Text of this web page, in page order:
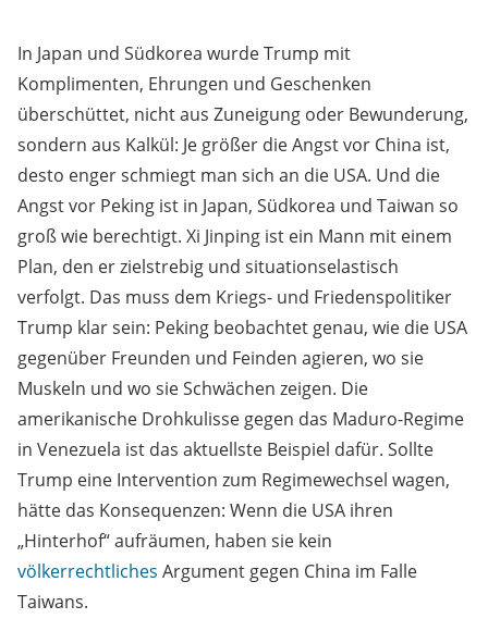
In Japan und Südkorea wurde Trump mit
Komplimenten, Ehrungen und Geschenken
überschüttet, nicht aus Zuneigung oder Bewunderung,
sondern aus Kalkül: Je größer die Angst vor China ist,
desto enger schmiegt man sich an die USA. Und die
Angst vor Peking ist in Japan, Südkorea und Taiwan so
groß wie berechtigt. Xi Jinping ist ein Mann mit einem
Plan, den er zielstrebig und situationselastisch
verfolgt. Das muss dem Kriegs- und Friedenspolitiker
Trump klar sein: Peking beobachtet genau, wie die USA
gegenüber Freunden und Feinden agieren, wo sie
Muskeln und wo sie Schwächen zeigen. Die
amerikanische Drohkulisse gegen das Maduro-Regime
in Venezuela ist das aktuellste Beispiel dafür. Sollte
Trump eine Intervention zum Regimewechsel wagen,
hätte das Konsequenzen: Wenn die USA ihren
„Hinterhof“ aufräumen, haben sie kein
völkerrechtliches Argument gegen China im Falle
Taiwans.